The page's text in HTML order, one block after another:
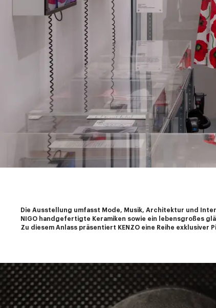
Die Ausstellung umfasst Mode, Musik, Architektur und
NIGO handgefertigte Keramiken sowie ein lebensgroßes
Zu diesem Anlass präsentiert KENZO eine Reihe exklusiver